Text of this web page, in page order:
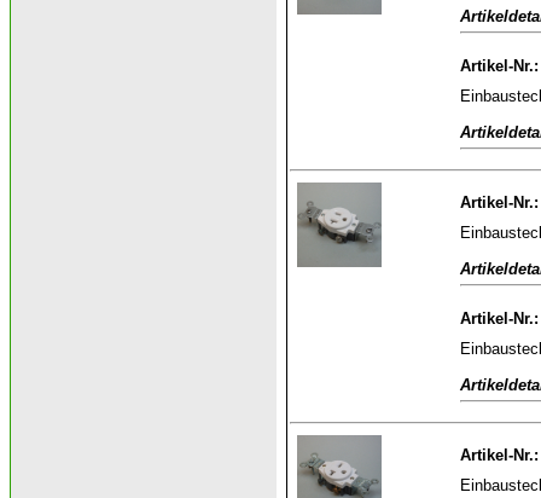
Artikel-Nr.:
Artikel-Nr.:
Artikel-Nr.:
Artikel-Nr.: